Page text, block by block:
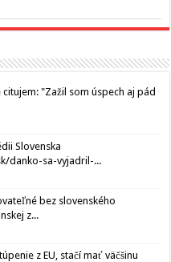
"Zažil som úspech aj pád
Slovenska
danko-sa-vyjadril-...
bez slovenského
z...
z EU, stačí mať väčšinu